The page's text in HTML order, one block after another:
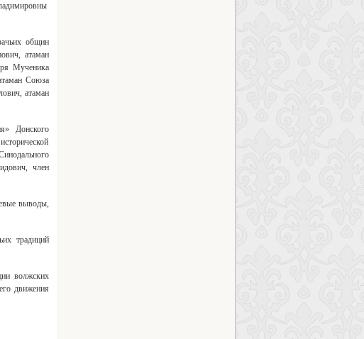
общин
атаман
Мученика
Союза
атаман
Донского
член
выводы,
традиций
волжских
движения